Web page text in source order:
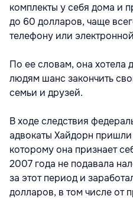
комплекты у себя дома и
до 60 долларов, чаще
телефону или
По ее словам, она хотела
людям шанс закончить
семьи и друзей.
В ходе следствия
адвокаты Хайдорн
которому она признает
2007 года не подавала
за этот период и
долларов, в том числе от